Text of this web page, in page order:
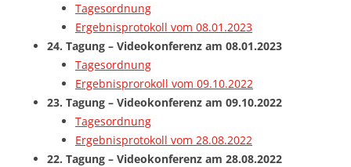
Tagesordnung
Ergebnisprotokoll vom 08.01.2023
24. Tagung – Videokonferenz am 08.01.2023
Tagesordnung
Ergebnisprorokoll vom 09.10.2022
23. Tagung – Videokonferenz am 09.10.2022
Tagesordnung
Ergebnisprotokoll vom 28.08.2022
22. Tagung – Videokonferenz am 28.08.2022